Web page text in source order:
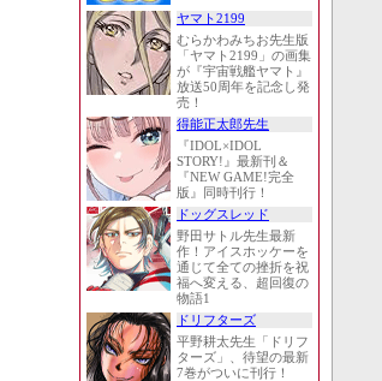
ヤマト2199
むらかわみちお先生版
「ヤマト2199」の画集
が『宇宙戦艦ヤマト』
放送50周年を記念し発
売！
得能正太郎先生
『IDOL×IDOL
STORY!』最新刊＆
『NEW GAME!完全
版』同時刊行！
ドッグスレッド
野田サトル先生最新
作！アイスホッケーを
通じて全ての挫折を祝
福へ変える、超回復の
物語1
ドリフターズ
平野耕太先生「ドリフ
ターズ」、待望の最新
7巻がついに刊行！